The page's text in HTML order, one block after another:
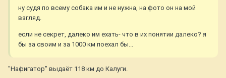
ну судя по всему собака им и не нужна, на фото он на мой
взгляд.
если не секрет, далеко им ехать- что в их понятии далеко? я
бы за своим и за 1000 км поехал бы...
"Нафигатор" выдаёт 118 км до Калуги.